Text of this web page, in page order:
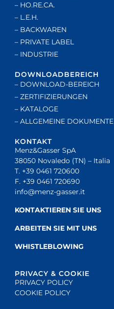
– HO.RE.CA.
– L.E.H.
– BACKWAREN
– PRIVATE LABEL
– INDUSTRIE
DOWNLOADBEREICH
– DOWNLOAD-BEREICH
– ZERTIFIZIERUNGEN
– KATALOGE
– ALLGEMEINE DOKUMENTE
KONTAKT
Menz&Gasser SpA
38050 Novaledo (TN) – Italia
T. +39 0461 720600
F. +39 0461 720690
info@menz-gasser.it
KONTAKTIEREN SIE UNS
ARBEITEN SIE MIT UNS
WHISTLEBLOWING
PRIVACY & COOKIE
PRIVACY POLICY
COOKIE POLICY